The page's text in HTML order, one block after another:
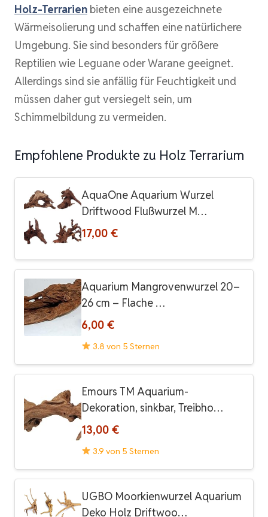
Holz-Terrarien bieten eine ausgezeichnete
Wärmeisolierung und schaffen eine natürlichere
Umgebung. Sie sind besonders für größere
Reptilien wie Leguane oder Warane geeignet.
Allerdings sind sie anfällig für Feuchtigkeit und
müssen daher gut versiegelt sein, um
Schimmelbildung zu vermeiden.
Empfohlene Produkte zu Holz Terrarium
AquaOne Aquarium Wurzel
Driftwood Flußwurzel M…
17,00 €
Aquarium Mangrovenwurzel 20–
26 cm – Flache …
6,00 €
3.8 von 5 Sternen
Emours TM Aquarium-
Dekoration, sinkbar, Treibho…
13,00 €
3.9 von 5 Sternen
UGBO Moorkienwurzel Aquarium
Deko Holz Driftwoo…